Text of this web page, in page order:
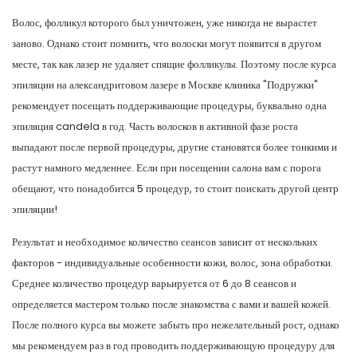
Волос, фолликул которого был уничтожен, уже никогда не вырастет
заново. Однако стоит помнить, что волоски могут появится в другом
месте, так как лазер не удаляет спящие фолликулы. Поэтому после курса
эпиляции на александритовом лазере в Москве клиника "Подружки"
рекомендует посещать поддерживающие процедуры, буквально одна
эпиляция candela в год. Часть волосков в активной фазе роста
выпадают после первой процедуры, другие становятся более тонкими и
растут намного медленнее. Если при посещении салона вам с порога
обещают, что понадобится 5 процедур, то стоит поискать другой центр
эпиляции!
Результат и необходимое количество сеансов зависит от нескольких
факторов - индивидуальные особенности кожи, волос, зона обработки.
Среднее количество процедур варьируется от 6 до 8 сеансов и
определяется мастером только после знакомства с вами и вашей кожей.
После полного курса вы можете забыть про нежелательный рост, однако
мы рекомендуем раз в год проводить поддерживающую процедуру для